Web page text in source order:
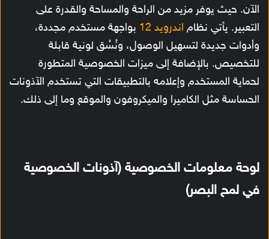
الآن. حيث يوفر مزيد من الراحة والمساحة والقدرة على
التعبير. يأتي نظام اندرويد 12
بواجهة مستخدم مجددة،
وأدوات جديدة لتسهيل الوصول، ونُسُق لونية قابلة
للتخصيص. بالإضافة إلى ميزات الخصوصية المتطورة
لحماية المستخدم وإعلامه بالتطبيقات التي تستخدم الآذونات
الحساسة مثل الكاميرا والميكروفون والموقع وما إلى ذلك.
لوحة معلومات الخصوصية (آذونات الخصوصية
في لمح البصر)